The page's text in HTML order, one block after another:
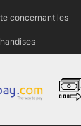
concernant les